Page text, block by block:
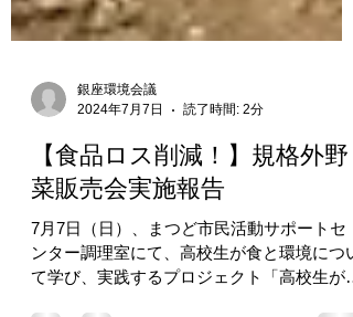
銀座環境会議
2024年7月7日
読了時間: 2分
【食品ロス削減！】規格外野
菜販売会実施報告